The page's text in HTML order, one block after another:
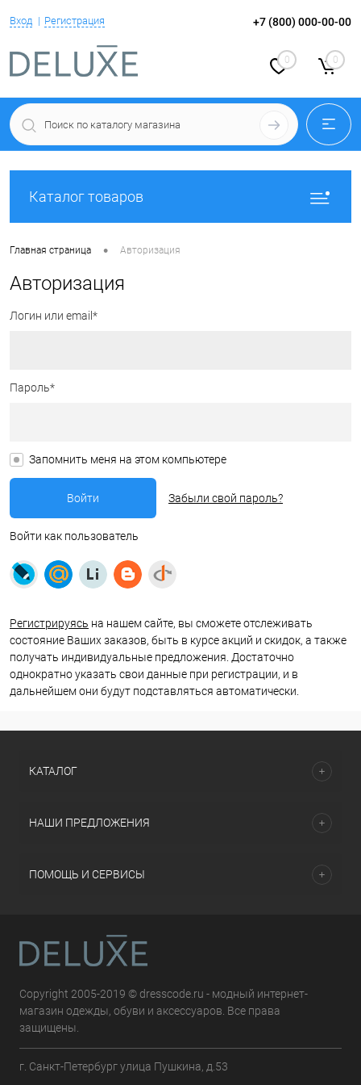
Вход Регистрация +7 (800) 000-00-00
0 0
Каталог товаров
Главная страница • Авторизация
Авторизация
Логин или email*
Пароль*
Запомнить меня на этом компьютере
Забыли свой пароль?
Войти как пользователь
Регистрируясь на нашем сайте, вы сможете отслеживать
состояние Ваших заказов, быть в курсе акций и скидок, а также
получать индивидуальные предложения. Достаточно
однократно указать свои данные при регистрации, и в
дальнейшем они будут подставляться автоматически.
КАТАЛОГ
НАШИ ПРЕДЛОЖЕНИЯ
ПОМОЩЬ И СЕРВИСЫ
Copyright 2005-2019 © dresscode.ru - модный интернет-
магазин одежды, обуви и аксессуаров. Все права
защищены.
г. Санкт-Петербург улица Пушкина, д.53